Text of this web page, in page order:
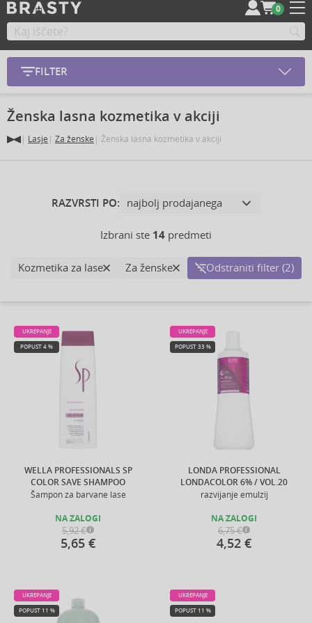
0
FILTER
Ženska lasna kozmetika v akciji
Lasje Za ženske Ženska lasna kozmetika v akciji
RAZVRSTI PO:
Izbrani ste 14 predmeti
Kozmetika za lase Za ženske Odstraniti filter (2)
WELLA PROFESSIONALS SP
COLOR SAVE SHAMPOO
Šampon za barvane lase
UKREPANJE
POPUST 4 %
NA ZALOGI
5,92 €
5,65 €
LONDA PROFESSIONAL
LONDACOLOR 6% / VOL.20
razvijanje emulzij
UKREPANJE
POPUST 33 %
NA ZALOGI
6,75 €
4,52 €
UKREPANJE
POPUST 11 %
UKREPANJE
POPUST 11 %